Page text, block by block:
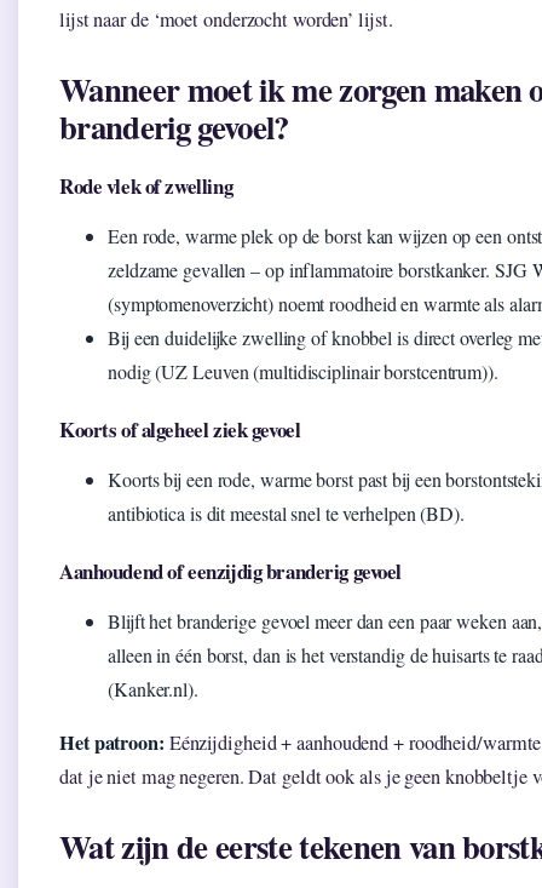
lijst naar de ‘moet onderzocht worden’ lijst.
Wanneer moet ik me zorgen maken
branderig gevoel?
Rode vlek of zwelling
Een rode, warme plek op de borst kan wijzen op een
zeldzame gevallen – op inflammatoire borstkanker. SJG
(symptomenoverzicht) noemt roodheid en warmte als
Bij een duidelijke zwelling of knobbel is direct overleg
nodig (UZ Leuven (multidisciplinair borstcentrum)).
Koorts of algeheel ziek gevoel
Koorts bij een rode, warme borst past bij een
antibiotica is dit meestal snel te verhelpen (BD).
Aanhoudend of eenzijdig branderig gevoel
Blijft het branderige gevoel meer dan een paar weken
alleen in één borst, dan is het verstandig de huisarts te
(Kanker.nl).
Het patroon: Eénzijdigheid + aanhoudend + roodheid/
dat je niet mag negeren. Dat geldt ook als je geen knobbeltje
Wat zijn de eerste tekenen van